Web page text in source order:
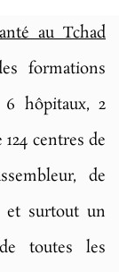
au Tchad
formations
6 hôpitaux, 2
centres de
de
et surtout un
toutes les